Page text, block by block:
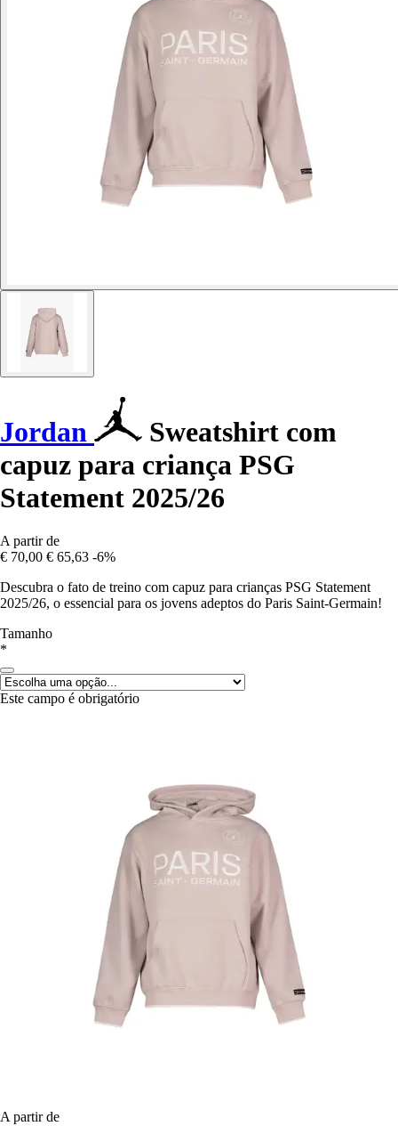
Jordan
Sweatshirt com
capuz para criança PSG
Statement 2025/26
A partir de
€ 70,00 € 65,63 -6%
Descubra o fato de treino com capuz para crianças PSG Statement
2025/26, o essencial para os jovens adeptos do Paris Saint-Germain!
Tamanho
*
Este campo é obrigatório
A partir de